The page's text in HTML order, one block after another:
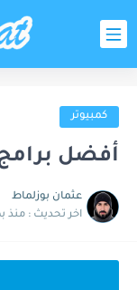
كمبيوتر
أفضل برامج
عثمان بوزلماط
اخر تحديث : منذ